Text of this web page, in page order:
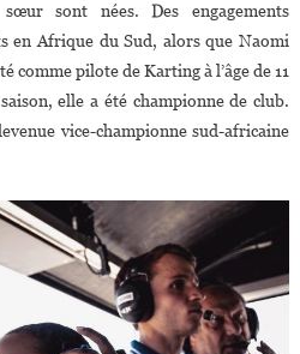
sont nées. Des engagements
en Afrique du Sud, alors que Naomi
comme pilote de Karting à l’âge de 11
elle a été championne de club.
vice-championne sud-africaine